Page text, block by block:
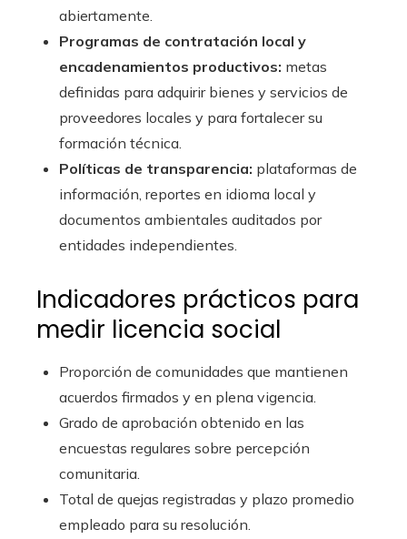
abiertamente.
Programas de contratación local y
encadenamientos productivos: metas
definidas para adquirir bienes y servicios de
proveedores locales y para fortalecer su
formación técnica.
Políticas de transparencia: plataformas de
información, reportes en idioma local y
documentos ambientales auditados por
entidades independientes.
Indicadores prácticos para
medir licencia social
Proporción de comunidades que mantienen
acuerdos firmados y en plena vigencia.
Grado de aprobación obtenido en las
encuestas regulares sobre percepción
comunitaria.
Total de quejas registradas y plazo promedio
empleado para su resolución.